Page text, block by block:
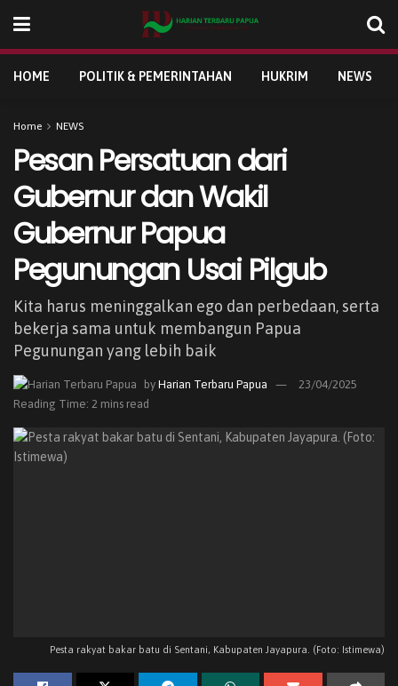
HOME POLITIK & PEMERINTAHAN HUKRIM NEWS
Home NEWS
Pesan Persatuan dari
Gubernur dan Wakil
Gubernur Papua
Pegunungan Usai Pilgub
Kita harus meninggalkan ego dan perbedaan, serta
bekerja sama untuk membangun Papua
Pegunungan yang lebih baik
by Harian Terbaru Papua
23/04/2025
Reading Time: 2 mins read
Pesta rakyat bakar batu di Sentani, Kabupaten Jayapura. (Foto: Istimewa)